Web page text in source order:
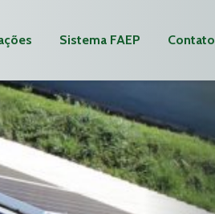
Sistema FAEP Contato